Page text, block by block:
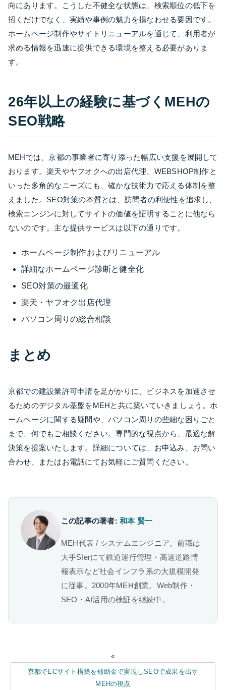
向にあります。こうした不健全な状態は、検索順位の低下を
招くだけでなく、実績や事例の魅力を損なわせる要因です。
ホームページ制作やサイトリニューアルを通じて、利用者が
求める情報を迅速に提供できる環境を整える必要がありま
す。
26年以上の経験に基づくMEHの
SEO戦略
MEHでは、京都の事業者に寄り添った幅広い支援を展開して
おります。楽天やヤフオクへの出店代理、WEBSHOP制作と
いった多角的なニーズにも、確かな技術力で応える体制を整
えました。SEO対策の本質とは、訪問者の利便性を追求し、
検索エンジンに対してサイトの価値を証明することに他なら
ないのです。主な提供サービスは以下の通りです。
ホームページ制作およびリニューアル
詳細なホームページ診断と健全化
SEO対策の最適化
楽天・ヤフオク出店代理
パソコン周りの総合相談
まとめ
京都での建設業許可申請を足がかりに、ビジネスを加速させ
るためのデジタル基盤をMEHと共に築いていきましょう。ホ
ームページに関する疑問や、パソコン周りの些細な困りごと
まで、何でもご相談ください。専門的な視点から、最適な解
決策を提案いたします。詳細については、お申込み、お問い
合わせ、またはお電話にてお気軽にご質問ください。
この記事の著者:和本 賢一
MEH代表 / システムエンジニア。前職は
大手SIerにて鉄道運行管理・高速道路情
報表示など社会インフラ系の大規模開発
に従事。2000年MEH創業。Web制作・
SEO・AI活用の検証を継続中。
«
京都でECサイト構築を補助金で実現しSEOで成果を出す
MEHの視点